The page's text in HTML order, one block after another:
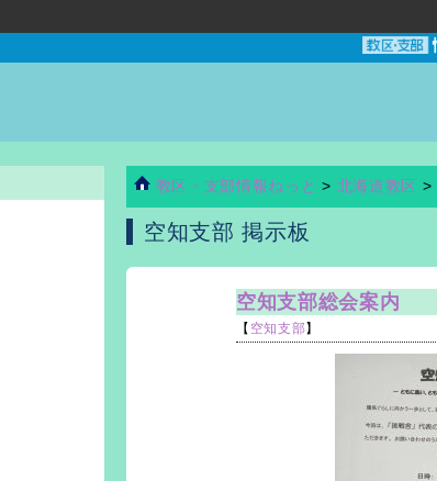
教区・支部情報ねっと > 北海道教区 >
空知支部 掲示板
空知支部総会案内
【 空知支部】